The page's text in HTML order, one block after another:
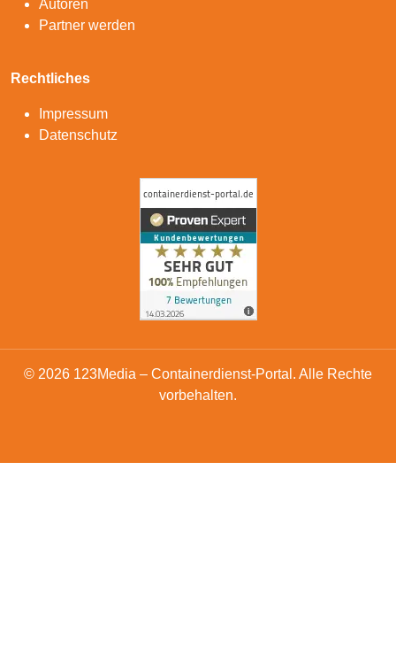
Autoren
Partner werden
Rechtliches
Impressum
Datenschutz
© 2026 123Media – Containerdienst-Portal. Alle Rechte
vorbehalten.